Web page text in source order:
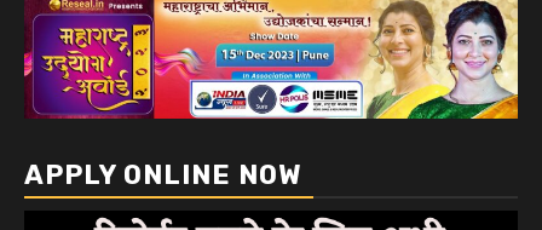
APPLY ONLINE NOW